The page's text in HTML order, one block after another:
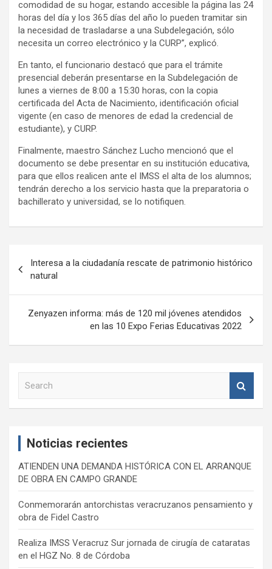
comodidad de su hogar, estando accesible la página las 24
horas del día y los 365 días del año lo pueden tramitar sin
la necesidad de trasladarse a una Subdelegación, sólo
necesita un correo electrónico y la CURP”, explicó.
En tanto, el funcionario destacó que para el trámite
presencial deberán presentarse en la Subdelegación de
lunes a viernes de 8:00 a 15:30 horas, con la copia
certificada del Acta de Nacimiento, identificación oficial
vigente (en caso de menores de edad la credencial de
estudiante), y CURP.
Finalmente, maestro Sánchez Lucho mencionó que el
documento se debe presentar en su institución educativa,
para que ellos realicen ante el IMSS el alta de los alumnos;
tendrán derecho a los servicio hasta que la preparatoria o
bachillerato y universidad, se lo notifiquen.
de
entradas
Interesa a la ciudadanía rescate de patrimonio histórico
natural
Zenyazen informa: más de 120 mil jóvenes atendidos
en las 10 Expo Ferias Educativas 2022
Noticias recientes
ATIENDEN UNA DEMANDA HISTÓRICA CON EL ARRANQUE
DE OBRA EN CAMPO GRANDE
Conmemorarán antorchistas veracruzanos pensamiento y
obra de Fidel Castro
Realiza IMSS Veracruz Sur jornada de cirugía de cataratas
en el HGZ No. 8 de Córdoba